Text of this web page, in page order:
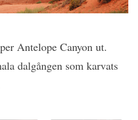
Antelope Canyon ut.
dalgången som karvats